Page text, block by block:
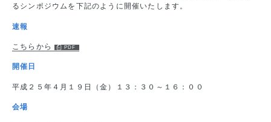
るシンポジウムを下記のように開催いたします。
速報
こちらから
開催日
平成２５年４月１９日（金）１３：３０～１６：００
会場